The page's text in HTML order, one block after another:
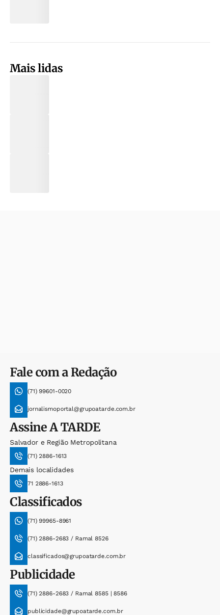
Mais lidas
Fale com a Redação
(71) 99601-0020
jornalismoportal@grupoatarde.com.br
AssineA TARDE
Salvador e Região Metropolitana
(71) 2886-1613
Demais localidades
71 2886-1613
Classificados
(71) 99965-8961
(71) 2886-2683 / Ramal 8526
classificados@grupoatarde.com.br
Publicidade
(71) 2886-2683 / Ramal 8585 | 8586
publicidade@grupoatarde.com.br